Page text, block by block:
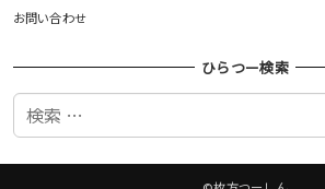
お問い合わせ
ひらつー検索
検